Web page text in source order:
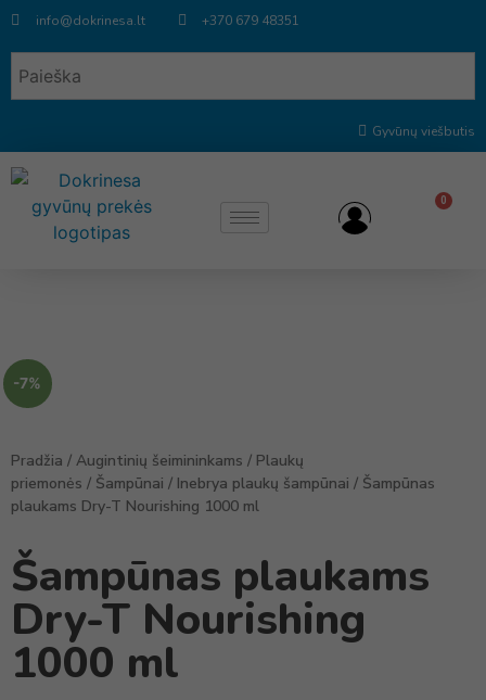
info@dokrinesa.lt +370 679 48351
Gyvūnų viešbutis
0
-7%
Pradžia / Augintinių šeimininkams / Plaukų
priemonės / Šampūnai / Inebrya plaukų šampūnai / Šampūnas
plaukams Dry-T Nourishing 1000 ml
Šampūnas plaukams
Dry-T Nourishing
1000 ml